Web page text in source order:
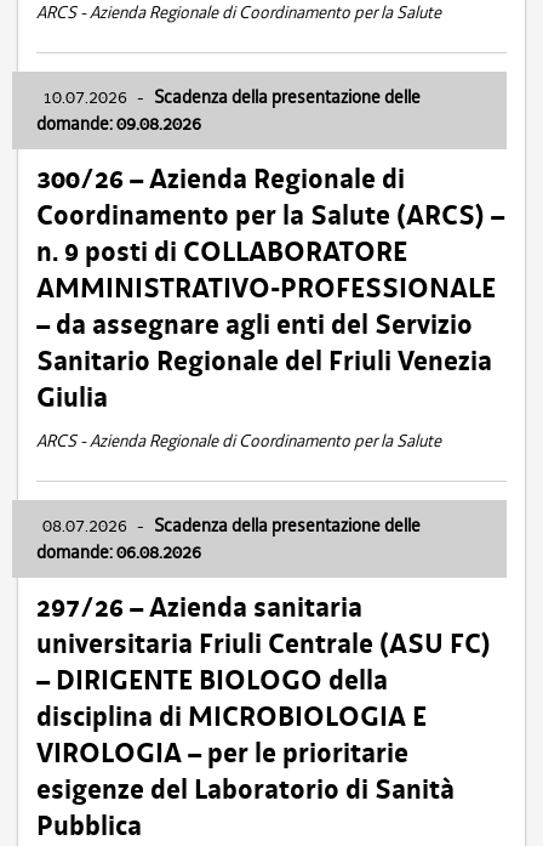
ARCS - Azienda Regionale di Coordinamento per la Salute
10.07.2026 - Scadenza della presentazione delle
domande: 09.08.2026
300/26 – Azienda Regionale di
Coordinamento per la Salute (ARCS) –
n. 9 posti di COLLABORATORE
AMMINISTRATIVO-PROFESSIONALE
– da assegnare agli enti del Servizio
Sanitario Regionale del Friuli Venezia
Giulia
ARCS - Azienda Regionale di Coordinamento per la Salute
08.07.2026 - Scadenza della presentazione delle
domande: 06.08.2026
297/26 – Azienda sanitaria
universitaria Friuli Centrale (ASU FC)
– DIRIGENTE BIOLOGO della
disciplina di MICROBIOLOGIA E
VIROLOGIA – per le prioritarie
esigenze del Laboratorio di Sanità
Pubblica